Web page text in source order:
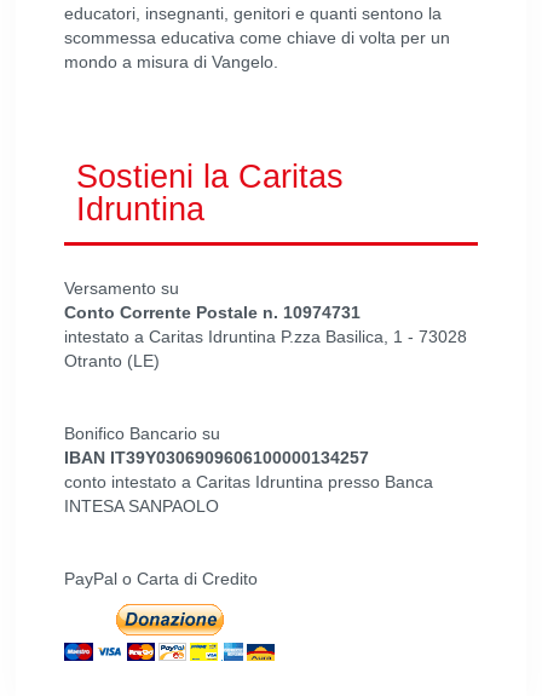
educatori, insegnanti, genitori e quanti sentono la
scommessa educativa come chiave di volta per un
mondo a misura di Vangelo.
Sostieni la Caritas
Idruntina
Versamento su
Conto Corrente Postale n. 10974731
intestato a Caritas Idruntina P.zza Basilica, 1 - 73028
Otranto (LE)
Bonifico Bancario su
IBAN IT39Y0306909606100000134257
conto intestato a Caritas Idruntina presso Banca
INTESA SANPAOLO
PayPal o Carta di Credito